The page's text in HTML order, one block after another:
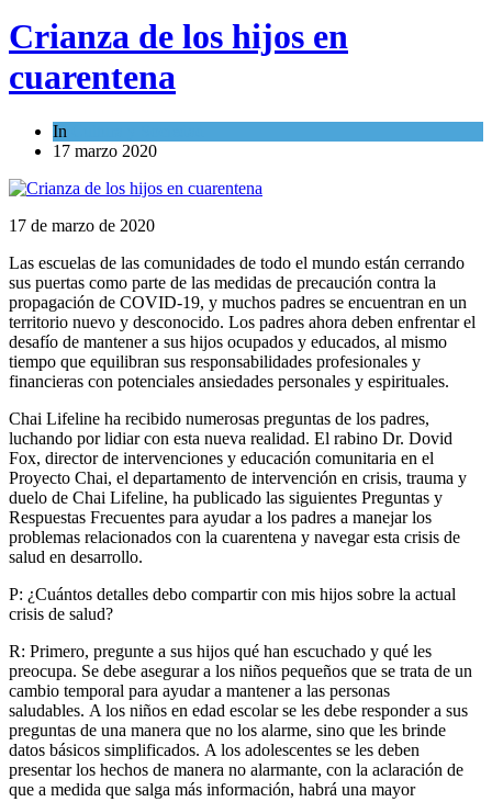
Crianza de los hijos en
cuarentena
In
17 marzo 2020
17 de marzo de 2020
Las escuelas de las comunidades de todo el mundo están cerrando
sus puertas como parte de las medidas de precaución contra la
propagación de COVID-19, y muchos padres se encuentran en un
territorio nuevo y desconocido. Los padres ahora deben enfrentar el
desafío de mantener a sus hijos ocupados y educados, al mismo
tiempo que equilibran sus responsabilidades profesionales y
financieras con potenciales ansiedades personales y espirituales.
Chai Lifeline ha recibido numerosas preguntas de los padres,
luchando por lidiar con esta nueva realidad. El rabino Dr. Dovid
Fox, director de intervenciones y educación comunitaria en el
Proyecto Chai, el departamento de intervención en crisis, trauma y
duelo de Chai Lifeline, ha publicado las siguientes Preguntas y
Respuestas Frecuentes para ayudar a los padres a manejar los
problemas relacionados con la cuarentena y navegar esta crisis de
salud en desarrollo.
P: ¿Cuántos detalles debo compartir con mis hijos sobre la actual
crisis de salud?
R: Primero, pregunte a sus hijos qué han escuchado y qué les
preocupa. Se debe asegurar a los niños pequeños que se trata de un
cambio temporal para ayudar a mantener a las personas
saludables. A los niños en edad escolar se les debe responder a sus
preguntas de una manera que no los alarme, sino que les brinde
datos básicos simplificados. A los adolescentes se les deben
presentar los hechos de manera no alarmante, con la aclaración de
que a medida que salga más información, habrá una mayor